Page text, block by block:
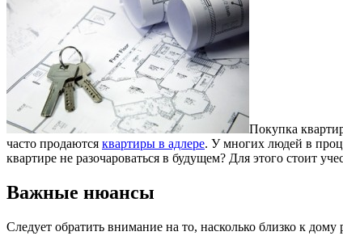
Покупка
часто продаются квартиры в адлере. У многих людей в
квартире не разочароваться в будущем? Для этого стоит
Важные нюансы
Следует обратить внимание на то, насколько близко к